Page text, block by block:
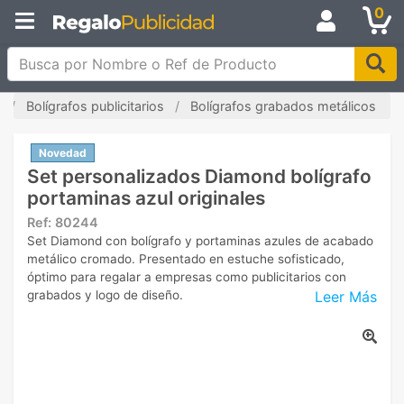
0
Busca por Nombre o Ref de Producto
Bolígrafos publicitarios Bolígrafos grabados metálicos
Novedad
Set personalizados Diamond bolígrafo
portaminas azul originales
Ref: 80244
Leer Más
Set Diamond con bolígrafo y portaminas azules de acabado
metálico cromado. Presentado en estuche sofisticado,
óptimo para regalar a empresas como publicitarios con
grabados y logo de diseño.